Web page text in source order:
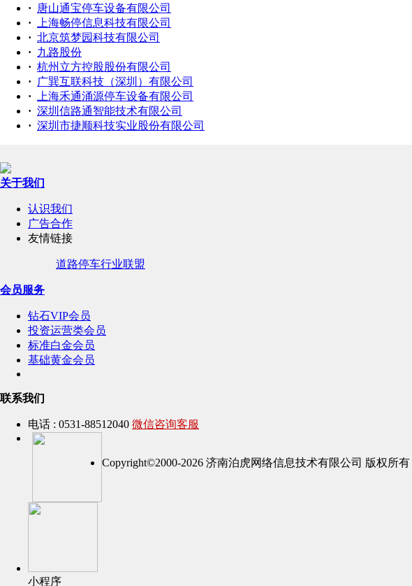
·
唐山通宝停车设备有限公司
·
上海畅停信息科技有限公司
· 北京筑梦园科技有限公司
· 九路股份
· 杭州立方控股股份有限公司
·
广巽互联科技（深圳）有限公司
·
上海禾通涌源停车设备有限公司
· 深圳信路通智能技术有限公司
· 深圳市捷顺科技实业股份有限公司
关于我们
认识我们
广告合作
友情链接
道路停车行业联盟
会员服务
钻石VIP会员
投资运营类会员
标准白金会员
基础黄金会员
联系我们
电话 : 0531-88512040 微信咨询客服
Copyright©2000-2026 济南泊虎网络信息技术有限公司 版权所有
小程序